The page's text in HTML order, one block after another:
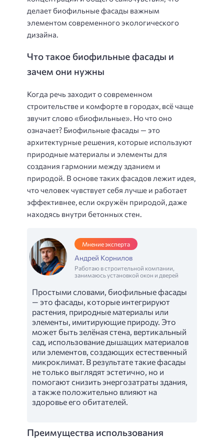
делает биофильные фасады важным
элементом современного экологического
дизайна.
Что такое биофильные фасады и
зачем они нужны
Когда речь заходит о современном
строительстве и комфорте в городах, всё чаще
звучит слово «биофильные». Но что оно
означает? Биофильные фасады — это
архитектурные решения, которые используют
природные материалы и элементы для
создания гармонии между зданием и
природой. В основе таких фасадов лежит идея,
что человек чувствует себя лучше и работает
эффективнее, если окружён природой, даже
находясь внутри бетонных стен.
Мнение эксперта
Андрей Корнилов
Работаю в строительной компании,
занимаюсь установкой окон и дверей
Простыми словами, биофильные фасады
— это фасады, которые интегрируют
растения, природные материалы или
элементы, имитирующие природу. Это
может быть зелёная стена, вертикальный
сад, использование дышащих материалов
или элементов, создающих естественный
микроклимат. В результате такие фасады
не только выглядят эстетично, но и
помогают снизить энергозатраты здания,
а также положительно влияют на
здоровье его обитателей.
Преимущества использования